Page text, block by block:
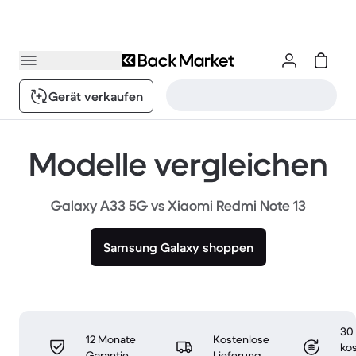
Gerät verkaufen
Modelle vergleichen
Galaxy A33 5G vs Xiaomi Redmi Note 13
Samsung Galaxy shoppen
12 Monate
Kostenlose
30